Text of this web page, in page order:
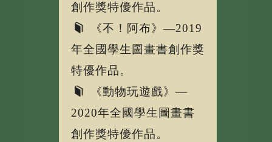
創作獎特優作品。
《不！阿布》—2019
年全國學生圖畫書創作獎
特優作品。
《動物玩遊戲》—
2020年全國學生圖畫書
創作獎特優作品。